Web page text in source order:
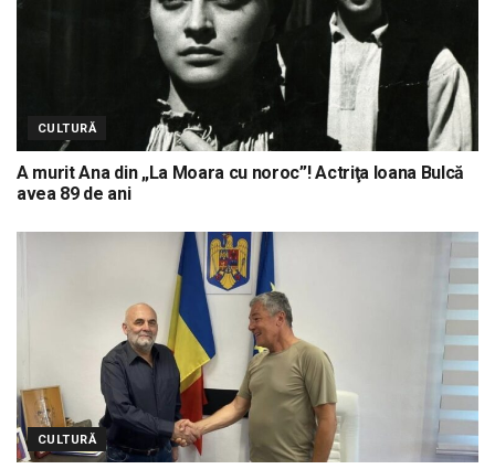
CULTURĂ
A murit Ana din „La Moara cu noroc”! Actriţa Ioana Bulcă
avea 89 de ani
CULTURĂ